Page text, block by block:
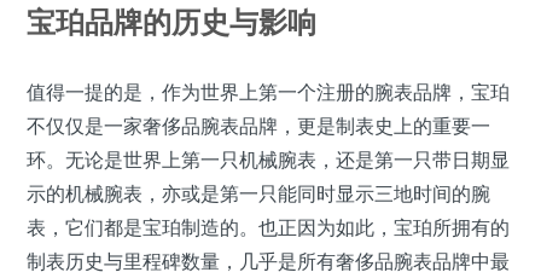
宝珀品牌的历史与影响
值得一提的是，作为世界上第一个注册的腕表品牌，宝珀
不仅仅是一家奢侈品腕表品牌，更是制表史上的重要一
环。无论是世界上第一只机械腕表，还是第一只带日期显
示的机械腕表，亦或是第一只能同时显示三地时间的腕
表，它们都是宝珀制造的。也正因为如此，宝珀所拥有的
制表历史与里程碑数量，几乎是所有奢侈品腕表品牌中最